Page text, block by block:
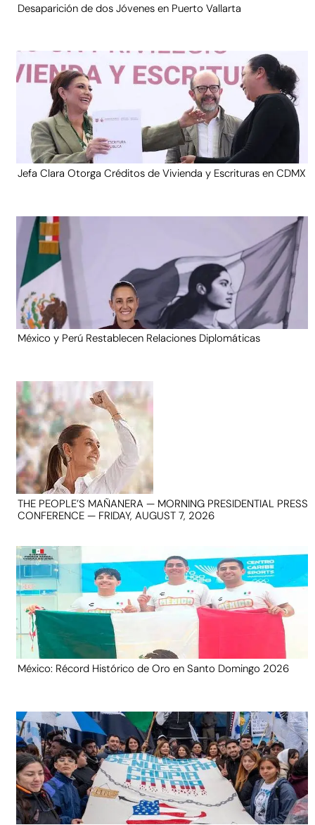
Desaparición de dos Jóvenes en Puerto Vallarta
Jefa Clara Otorga Créditos de Vivienda y Escrituras en CDMX
México y Perú Restablecen Relaciones Diplomáticas
THE PEOPLE’S MAÑANERA — MORNING PRESIDENTIAL PRESS
CONFERENCE — FRIDAY, AUGUST 7, 2026
México: Récord Histórico de Oro en Santo Domingo 2026